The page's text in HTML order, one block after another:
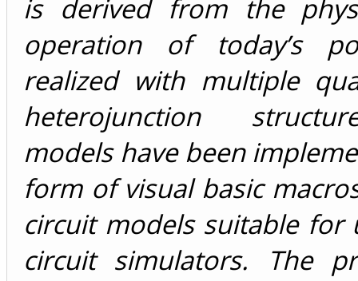
is derived from the
operation of today’s
realized with multiple
heterojunction
models have been
form of visual basic
circuit models suitable for
circuit simulators. The